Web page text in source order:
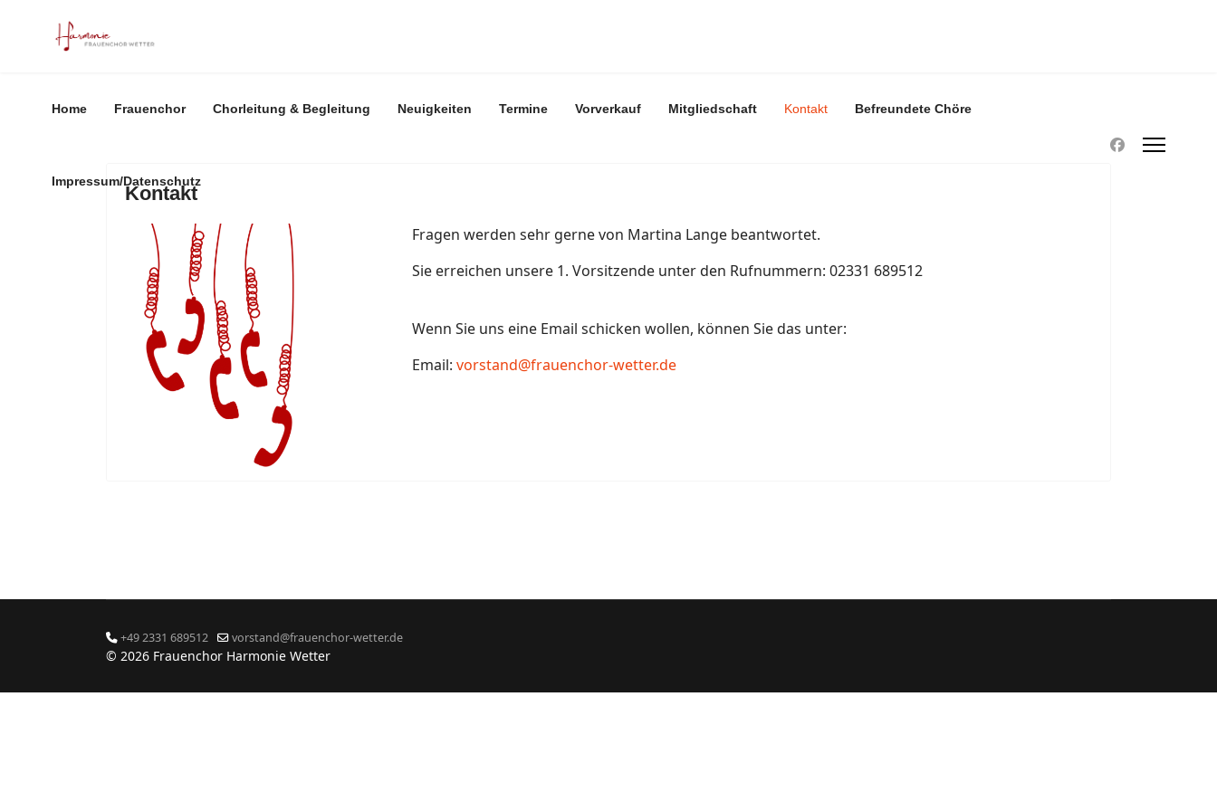
Home Frauenchor Chorleitung & Begleitung Neuigkeiten Termine Vorverkauf Mitgliedschaft Kontakt Befreundete Chöre
Impressum/Datenschutz
Kontakt
Fragen werden sehr gerne von Martina Lange beantwortet.
Sie erreichen unsere 1. Vorsitzende unter den Rufnummern: 02331 689512
Wenn Sie uns eine Email schicken wollen, können Sie das unter:
Email: vorstand@frauenchor-wetter.de
+49 2331 689512 vorstand@frauenchor-wetter.de
© 2026 Frauenchor Harmonie Wetter